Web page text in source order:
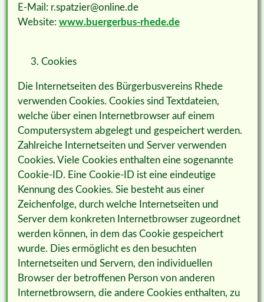
E-Mail: r.spatzier@online.de
Website: www.buergerbus-rhede.de
Cookies
Die Internetseiten des Bürgerbusvereins Rhede
verwenden Cookies. Cookies sind Textdateien,
welche über einen Internetbrowser auf einem
Computersystem abgelegt und gespeichert werden.
Zahlreiche Internetseiten und Server verwenden
Cookies. Viele Cookies enthalten eine sogenannte
Cookie-ID. Eine Cookie-ID ist eine eindeutige
Kennung des Cookies. Sie besteht aus einer
Zeichenfolge, durch welche Internetseiten und
Server dem konkreten Internetbrowser zugeordnet
werden können, in dem das Cookie gespeichert
wurde. Dies ermöglicht es den besuchten
Internetseiten und Servern, den individuellen
Browser der betroffenen Person von anderen
Internetbrowsern, die andere Cookies enthalten, zu